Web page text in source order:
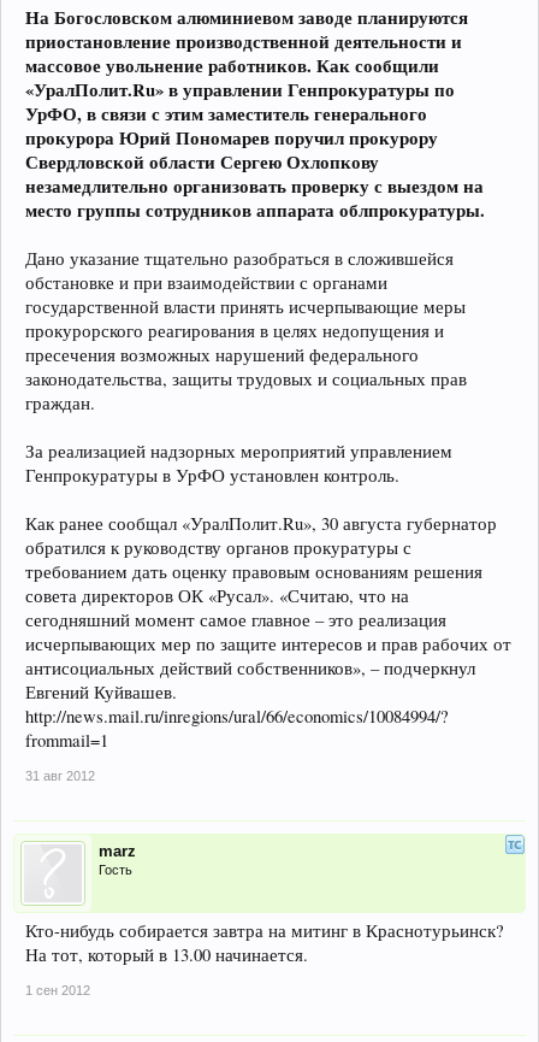
На Богословском алюминиевом заводе планируются
приостановление производственной деятельности и
массовое увольнение работников. Как сообщили
«УралПолит.Ru» в управлении Генпрокуратуры по
УрФО, в связи с этим заместитель генерального
прокурора Юрий Пономарев поручил прокурору
Свердловской области Сергею Охлопкову
незамедлительно организовать проверку с выездом на
место группы сотрудников аппарата облпрокуратуры.
Дано указание тщательно разобраться в сложившейся
обстановке и при взаимодействии с органами
государственной власти принять исчерпывающие меры
прокурорского реагирования в целях недопущения и
пресечения возможных нарушений федерального
законодательства, защиты трудовых и социальных прав
граждан.
За реализацией надзорных мероприятий управлением
Генпрокуратуры в УрФО установлен контроль.
Как ранее сообщал «УралПолит.Ru», 30 августа губернатор
обратился к руководству органов прокуратуры с
требованием дать оценку правовым основаниям решения
совета директоров ОК «Русал». «Считаю, что на
сегодняшний момент самое главное – это реализация
исчерпывающих мер по защите интересов и прав рабочих от
антисоциальных действий собственников», – подчеркнул
Евгений Куйвашев.
http://news.mail.ru/inregions/ural/66/economics/10084994/?
frommail=1
31 авг 2012
marz
Гость
Кто-нибудь собирается завтра на митинг в Краснотурьинск?
На тот, который в 13.00 начинается.
1 сен 2012